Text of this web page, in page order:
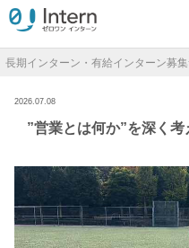
長期インターン・有給インターン募
2026.07.08
”営業とは何か”を深く